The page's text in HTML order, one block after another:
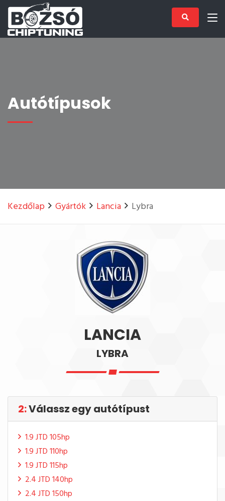
Autótípusok
Kezdőlap Gyártók Lancia Lybra
LANCIA
LYBRA
2:Válassz egy autótípust
1.9 JTD 105hp
1.9 JTD 110hp
1.9 JTD 115hp
2.4 JTD 140hp
2.4 JTD 150hp